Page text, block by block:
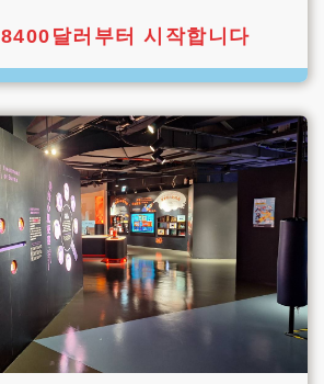
8400달러부터 시작합니다